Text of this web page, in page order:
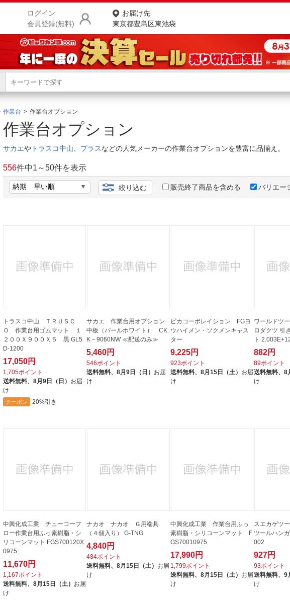
ログイン
会員登録(無料)
お届け先
東京都豊島区東池袋
カテゴリ一覧からさがす
お客様サポート
店
作業台 作業台オプション
作業台オプション
サカエや トラスコ中山 プラスなどの人気メーカーの作業台オプションを豊富に品揃え。
556件中1 ～50件を表示
絞り込む 販売終了商品を含める バリエー
トラスコ中山 ＴＲＵＳＣ
Ｏ 作業台用ゴムマット １
２００Ｘ９００Ｘ５ 黒 GL5
D-1200
17,050円
1,705ポイント
送料無料、 8月9日（日） お届
け
クーポン 20%引き
サカエ 作業台用オプション
中板（パールホワイト） CK
K－9060NW ≪配送のみ≫
5,460円
546ポイント
送料無料、8月9日（日） お届
け
ピカコーポレイション FGヨ
ウハイメン・ソクメンキャス
ター
9,225円
923ポイント
送料無料、 8月15日（土） お届
け
ワールドツ
ロダクツ 引
ト
882円
89ポイント
送料無料、8
け
中興化成工業 チューコーフ
ロー作業台用ふっ素樹脂・シ
リコーンマット FGS700120X
0975
11,670円
1,167ポイント
送料無料、 8月15日（土） お届
け
ナカオ ナカオ Ｇ用端具
（４個入り） G-TNG
4,840円
484ポイント
送料無料、8月15日（土） お届
け
中興化成工業 作業台用ふっ
素樹脂・シリコーンマット F
GS70010975
17,990円
1,799ポイント
送料無料、 8月15日（土） お届
け
スエカゲツ
ツールハン
002
927円
93ポイント
送料無料、9
け